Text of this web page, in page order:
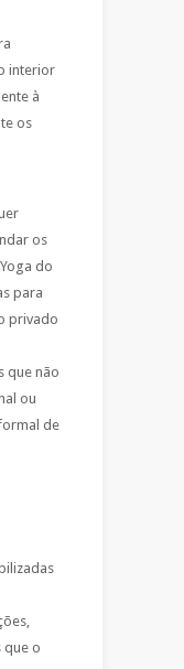
interior
à
os
os
do
para
privado
que não
ou
de
que o